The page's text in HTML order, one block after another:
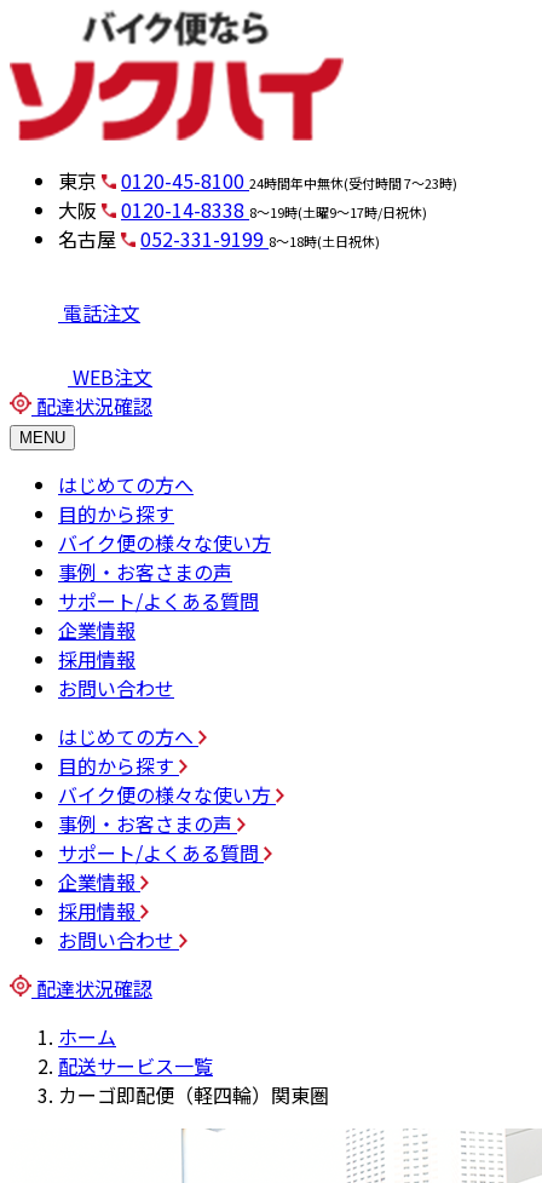
東京 0120-45-8100 24時間年中無休(受付時間 7～23時)
大阪 0120-14-8338 8～19時(土曜9～17時/日祝休)
名古屋 052-331-9199 8～18時(土日祝休)
電話注文
WEB注文
配達状況確認
MENU
はじめての方へ
目的から探す
バイク便の様々な使い方
事例・お客さまの声
サポート/よくある質問
企業情報
採用情報
お問い合わせ
はじめての方へ
目的から探す
バイク便の様々な使い方
事例・お客さまの声
サポート/よくある質問
企業情報
採用情報
お問い合わせ
配達状況確認
ホーム
配送サービス一覧
カーゴ即配便（軽四輪）関東圏